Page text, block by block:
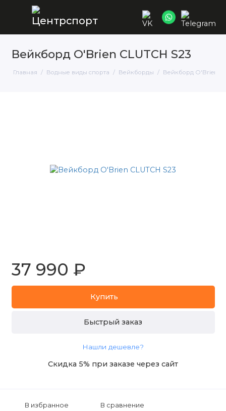
Вейкборд O'Brien CLUTCH S23
Главная Водные виды спорта Вейкборды Вейкборд O'Brien
37 990 ₽
Купить
Быстрый заказ
Нашли дешевле?
Скидка 5% при заказе через сайт
В избранное В сравнение